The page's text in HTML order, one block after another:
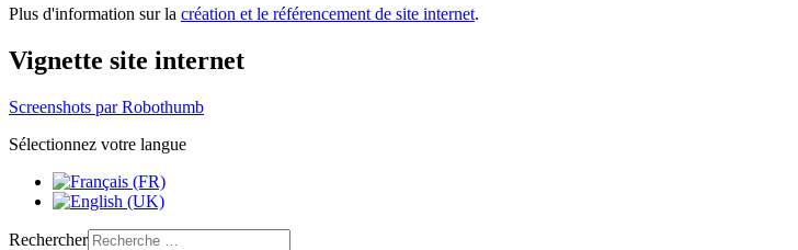
Plus d'information sur la création et le référencement de site internet.
Vignette site internet
Screenshots par Robothumb
Sélectionnez votre langue
Rechercher